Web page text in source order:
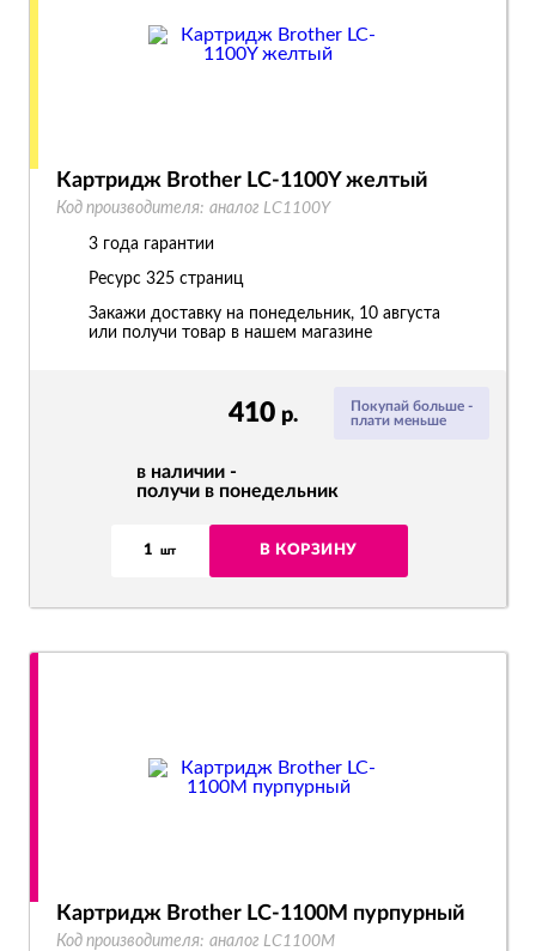
Покупай больше -
плати меньше
410 р.
в наличии -
получи в понедельник
1 шт В КОРЗИНУ
Картридж Brother LC-1100Y желтый
Код производителя: аналог LC1100Y
3 года гарантии
Ресурс 325 страниц
Закажи доставку на понедельник, 10 августа
или получи товар в нашем магазине
Картридж Brother LC-1100M пурпурный
Код производителя: аналог LC1100M